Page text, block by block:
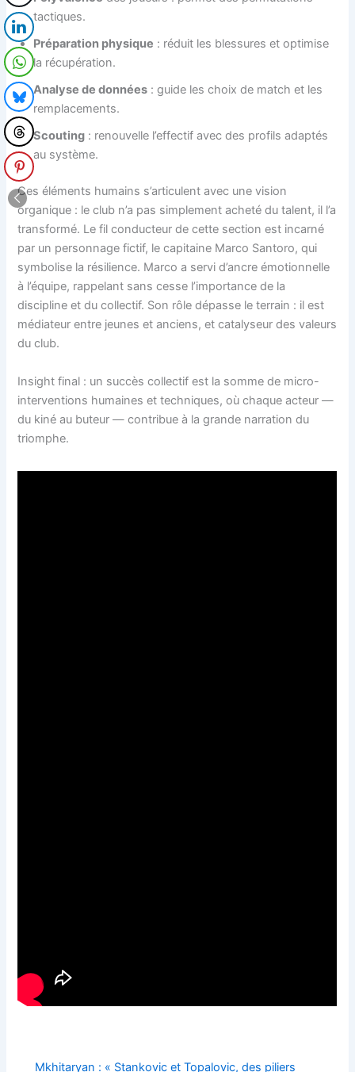
tactiques.
Préparation physique : réduit les blessures et optimise
la récupération.
Analyse de données : guide les choix de match et les
remplacements.
Scouting : renouvelle l’effectif avec des profils adaptés
au système.
Ces éléments humains s’articulent avec une vision
organique : le club n’a pas simplement acheté du talent, il l’a
transformé. Le fil conducteur de cette section est incarné
par un personnage fictif, le capitaine Marco Santoro, qui
symbolise la résilience. Marco a servi d’ancre émotionnelle
à l’équipe, rappelant sans cesse l’importance de la
discipline et du collectif. Son rôle dépasse le terrain : il est
médiateur entre jeunes et anciens, et catalyseur des valeurs
du club.
Insight final : un succès collectif est la somme de micro-
interventions humaines et techniques, où chaque acteur —
du kiné au buteur — contribue à la grande narration du
triomphe.
Mkhitaryan : « Stankovic et Topalovic, des piliers